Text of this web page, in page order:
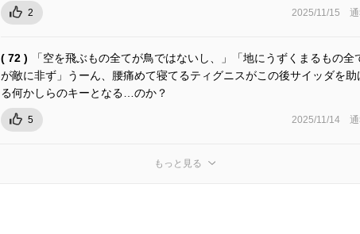
2 2025/11/15
( 72 )
「空を飛ぶもの全てが鳥ではないし、」「地にうずくまるもの全
が敵に非ず」うーん、腰痛めて寝てるティグニスがこの後サイッダを助
る何かしらのキーとなる…のか？
5 2025/11/14
もっと見る